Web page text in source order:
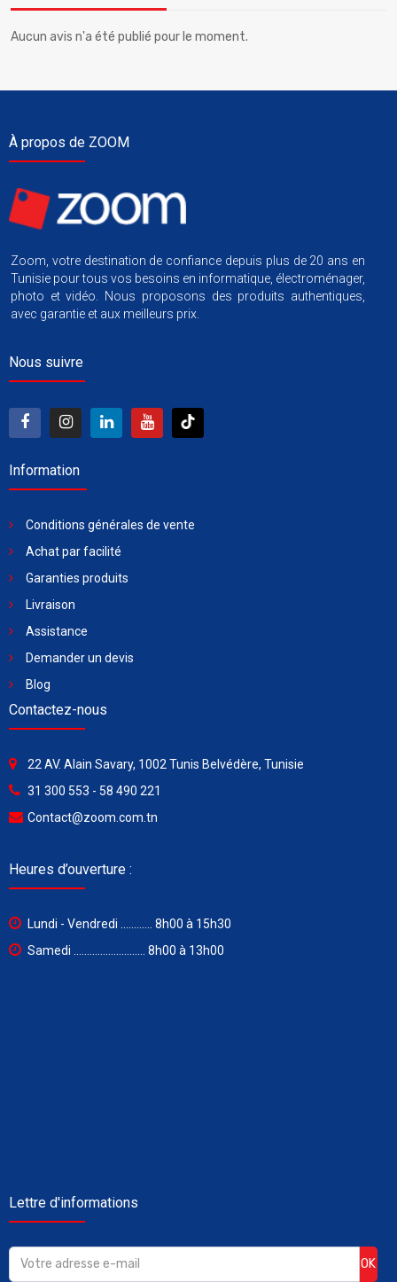
Aucun avis n'a été publié pour le moment.
À propos de ZOOM
Zoom, votre destination de confiance depuis plus de 20 ans en
Tunisie pour tous vos besoins en informatique, électroménager,
photo et vidéo. Nous proposons des produits authentiques,
avec garantie et aux meilleurs prix.
Nous suivre
Information
Conditions générales de vente
Achat par facilité
Garanties produits
Livraison
Assistance
Demander un devis
Blog
Contactez-nous
22 AV. Alain Savary, 1002 Tunis Belvédère, Tunisie
31 300 553 - 58 490 221
Contact@zoom.com.tn
Heures d’ouverture :
Lundi - Vendredi ............ 8h00 à 15h30
Samedi ........................... 8h00 à 13h00
Lettre d'informations
OK